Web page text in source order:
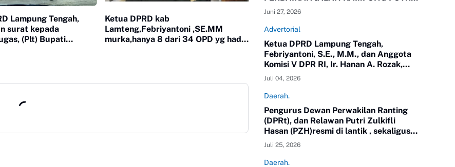
Lampung Tengah,
surat kepada
(Plt) Bupati
Ketua DPRD kab
Lamteng,Febriyantoni ,SE.MM
murka,hanya 8 dari 34 OPD yg hadir
BUYUT
Juni 27, 2026
Advertorial
Ketua DPRD Lampung Tengah,
Febriyantoni, S.E., M.M., dan Anggota
Komisi V DPR RI, Ir. Hanan A. Rozak,
M.S.,yang juga Ketua Partai Golkar
Propinsi Lampung meninjau langsung
jalan di Kampung Putra Buyut,
Kecamatan Gunung Sugih.
Juli 04, 2026
Daerah.
Pengurus Dewan Perwakilan Ranting
(DPRt), dan Relawan Putri Zulkifli
Hasan (PZH)resmi di lantik , sekaligus
Rapat Kerja Daerah (Rakerda) Tahun
2026 di Gedung Sesat Kota
Pemerintah Kota Metro
Juli 25, 2026
Daerah.